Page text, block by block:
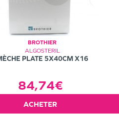
BROTHIER
ALGOSTERIL
PLATE 5X40CM X16
84,74€
ACHETER